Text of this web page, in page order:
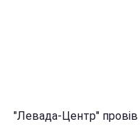
"Левада-Центр" провів